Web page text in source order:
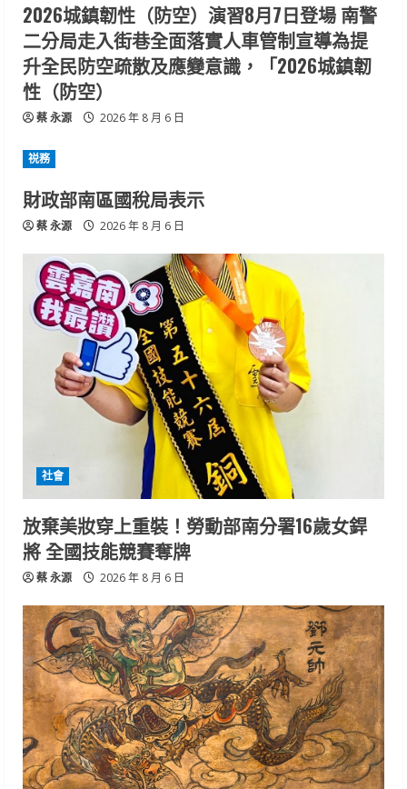
2026城鎮韌性（防空）演習8月7日登場 南警
二分局走入街巷全面落實人車管制宣導為提
升全民防空疏散及應變意識，「2026城鎮韌
性（防空）
蔡 永源 2026 年 8 月 6 日
祱務
財政部南區國稅局表示
蔡 永源 2026 年 8 月 6 日
社會
放棄美妝穿上重裝！勞動部南分署16歲女銲
將 全國技能競賽奪牌
蔡 永源 2026 年 8 月 6 日